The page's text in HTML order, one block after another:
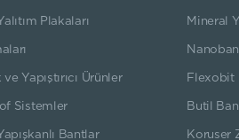
Plakaları Mineral
ve Yapıştırıcı Ürünler Flexobit
Sistemler Butil
Bantlar Koruser